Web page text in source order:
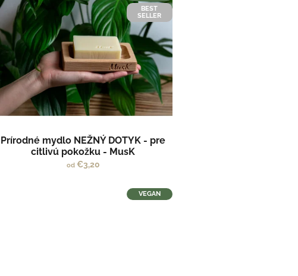
BEST
SELLER
Prírodné mydlo NEŽNÝ DOTYK - pre
citlivú pokožku - MusK
od€3,20
VEGAN